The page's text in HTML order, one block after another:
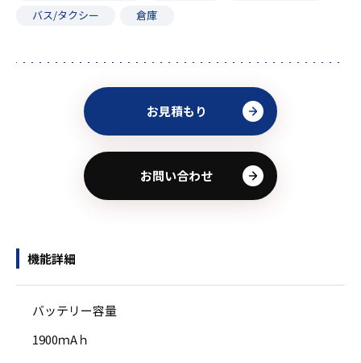
バス/タクシー
倉庫
お見積もり
お問い合わせ
機能詳細
バッテリー容量
1900ｍAｈ